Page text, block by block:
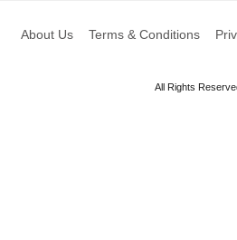
About Us Terms & Conditions
All Rights